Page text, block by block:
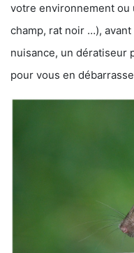
votre environnement ou
champ, rat noir …),
nuisance, un dératiseur
pour vous en